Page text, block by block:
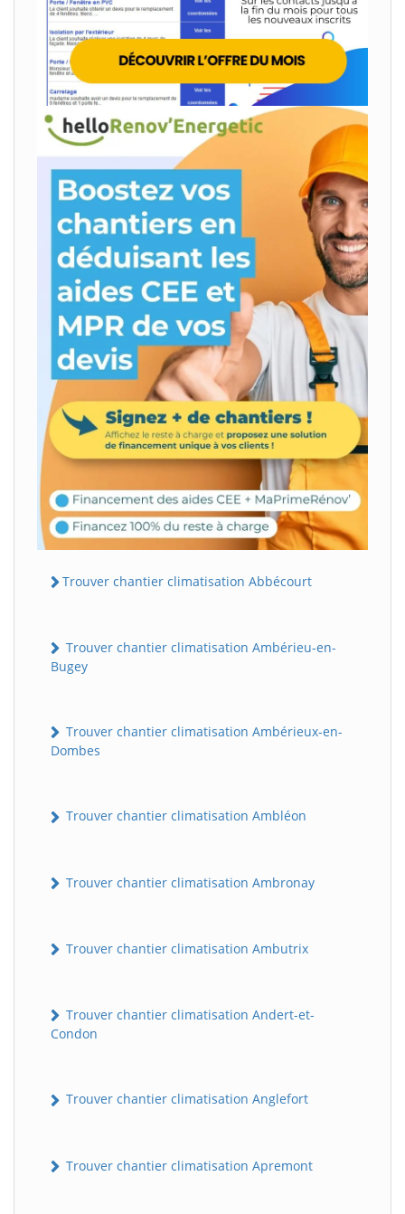
Trouver chantier climatisation Abbécourt
Trouver chantier climatisation Ambérieu-en-
Bugey
Trouver chantier climatisation Ambérieux-en-
Dombes
Trouver chantier climatisation Ambléon
Trouver chantier climatisation Ambronay
Trouver chantier climatisation Ambutrix
Trouver chantier climatisation Andert-et-
Condon
Trouver chantier climatisation Anglefort
Trouver chantier climatisation Apremont